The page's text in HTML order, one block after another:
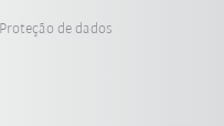
Proteção de dados